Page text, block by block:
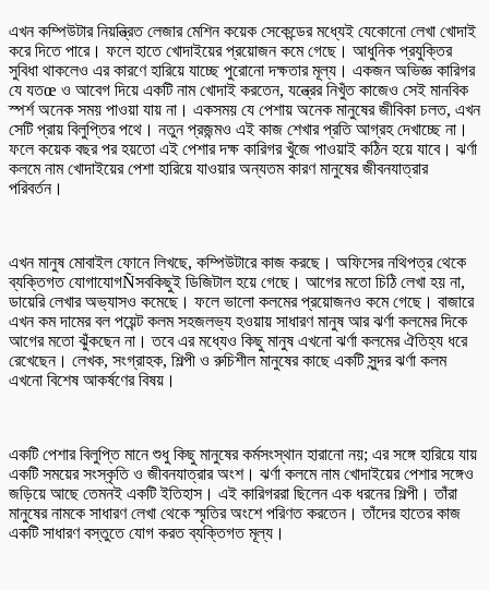
এখন কম্পিউটার নিয়ন্ত্রিত লেজার মেশিন কয়েক সেকেন্ডের মধ্যেই যেকোনো লেখা খোদাই
করে দিতে পারে। ফলে হাতে খোদাইয়ের প্রয়োজন কমে গেছে। আধুনিক প্রযুক্তির
সুবিধা থাকলেও এর কারণে হারিয়ে যাচ্ছে পুরোনো দক্ষতার মূল্য। একজন অভিজ্ঞ কারিগর
যে যতœ ও আবেগ দিয়ে একটি নাম খোদাই করতেন, যন্ত্রের নিখুঁত কাজেও সেই মানবিক
স্পর্শ অনেক সময় পাওয়া যায় না। একসময় যে পেশায় অনেক মানুষের জীবিকা চলত, এখন
সেটি প্রায় বিলুপ্তির পথে। নতুন প্রজন্মও এই কাজ শেখার প্রতি আগ্রহ দেখাচ্ছে না।
ফলে কয়েক বছর পর হয়তো এই পেশার দক্ষ কারিগর খুঁজে পাওয়াই কঠিন হয়ে যাবে। ঝর্ণা
কলমে নাম খোদাইয়ের পেশা হারিয়ে যাওয়ার অন্যতম কারণ মানুষের জীবনযাত্রার
পরিবর্তন।
এখন মানুষ মোবাইল ফোনে লিখছে, কম্পিউটারে কাজ করছে। অফিসের নথিপত্র থেকে
ব্যক্তিগত যোগাযোগÑসবকিছুই ডিজিটাল হয়ে গেছে। আগের মতো চিঠি লেখা হয় না,
ডায়েরি লেখার অভ্যাসও কমেছে। ফলে ভালো কলমের প্রয়োজনও কমে গেছে। বাজারে
এখন কম দামের বল পয়েন্ট কলম সহজলভ্য হওয়ায় সাধারণ মানুষ আর ঝর্ণা কলমের দিকে
আগের মতো ঝুঁকছেন না। তবে এর মধ্যেও কিছু মানুষ এখনো ঝর্ণা কলমের ঐতিহ্য ধরে
রেখেছেন। লেখক, সংগ্রাহক, শিল্পী ও রুচিশীল মানুষের কাছে একটি সুন্দর ঝর্ণা কলম
এখনো বিশেষ আকর্ষণের বিষয়।
একটি পেশার বিলুপ্তি মানে শুধু কিছু মানুষের কর্মসংস্থান হারানো নয়; এর সঙ্গে হারিয়ে যায়
একটি সময়ের সংস্কৃতি ও জীবনযাত্রার অংশ। ঝর্ণা কলমে নাম খোদাইয়ের পেশার সঙ্গেও
জড়িয়ে আছে তেমনই একটি ইতিহাস। এই কারিগররা ছিলেন এক ধরনের শিল্পী। তাঁরা
মানুষের নামকে সাধারণ লেখা থেকে স্মৃতির অংশে পরিণত করতেন। তাঁদের হাতের কাজ
একটি সাধারণ বস্তুতে যোগ করত ব্যক্তিগত মূল্য।